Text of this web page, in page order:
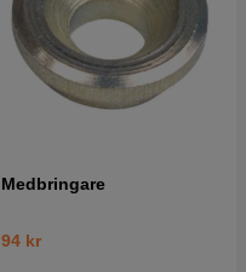
Medbringare
94 kr